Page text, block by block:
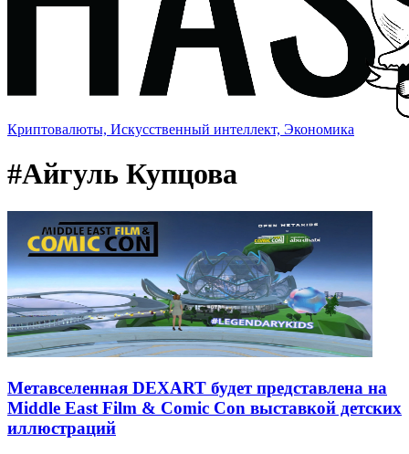
Криптовалюты, Искусственный интеллект, Экономика
#Айгуль Купцова
Метавселенная DEXART будет представлена на
Middle East Film & Comic Con выставкой детских
иллюстраций